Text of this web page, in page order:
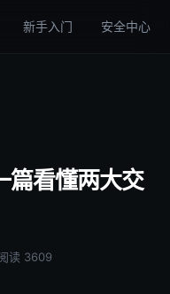
新手入门 安全中心
篇看懂两大交
读 3609